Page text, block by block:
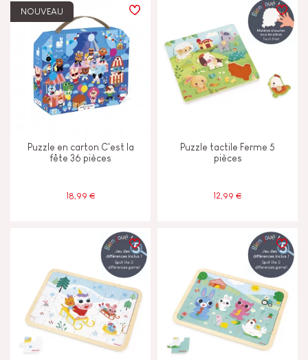
NOUVEAU
Puzzle en carton C'est la
fête 36 pièces
18,99 €
Puzzle tactile Ferme 5
pièces
12,99 €